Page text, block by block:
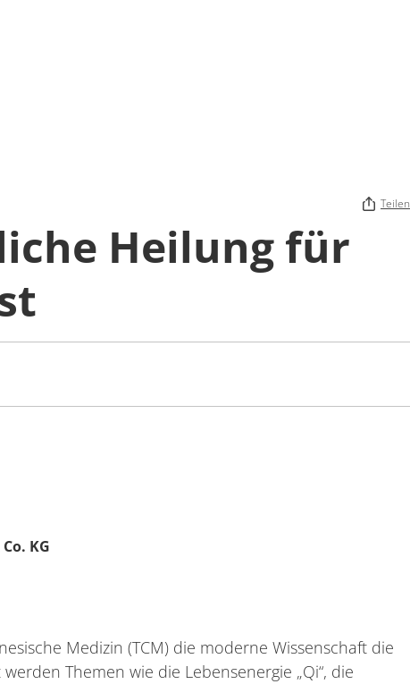
Teilen
Heilung für
KG
Medizin (TCM) die moderne Wissenschaft die
Themen wie die Lebensenergie „Qi“, die